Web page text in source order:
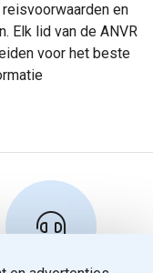
en
Elk lid van de ANVR
voor het beste